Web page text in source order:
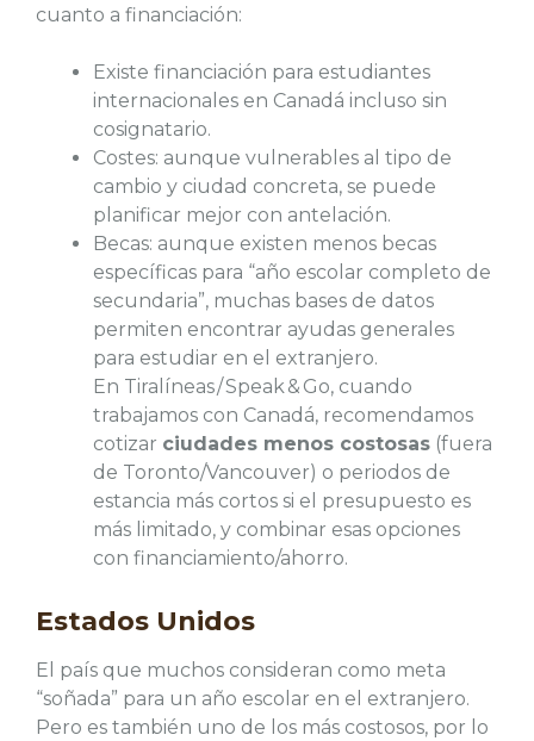
cuanto a financiación:
Existe financiación para estudiantes
internacionales en Canadá incluso sin
cosignatario.
Costes: aunque vulnerables al tipo de
cambio y ciudad concreta, se puede
planificar mejor con antelación.
Becas: aunque existen menos becas
específicas para “año escolar completo de
secundaria”, muchas bases de datos
permiten encontrar ayudas generales
para estudiar en el extranjero.
En Tiralíneas / Speak & Go, cuando
trabajamos con Canadá, recomendamos
cotizar ciudades menos costosas (fuera
de Toronto/Vancouver) o periodos de
estancia más cortos si el presupuesto es
más limitado, y combinar esas opciones
con financiamiento/ahorro.
Estados Unidos
El país que muchos consideran como meta
“soñada” para un año escolar en el extranjero.
Pero es también uno de los más costosos, por lo